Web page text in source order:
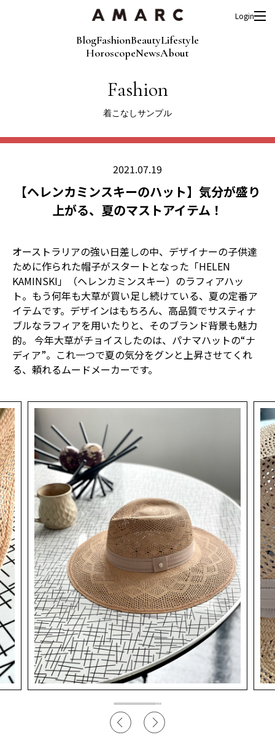
BlogFashionBeautyLifestyle
HoroscopeNewsAbout
Login
Fashion
着こなしサンプル
2021.07.19
【ヘレンカミンスキーのハット】気分が盛り
上がる、夏のマストアイテム！
オーストラリアの強い日差しの中、デザイナーの子供達
ために作られた帽子がスタートとなった「HELEN
KAMINSKI」（ヘレンカミンスキー）のラフィアハッ
ト。もう何年も大草が買い足し続けている、夏の定番ア
イテムです。デザインはもちろん、高品質でサスティナ
ブルなラフィアを用いたりと、そのブランド背景も魅力
的。 今年大草がチョイスしたのは、パナマハットの“ナ
ディア”。これ一つで夏の気分をグンと上昇させてくれ
る、頼れるムードメーカーです。